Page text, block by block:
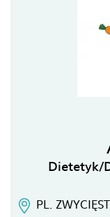
Dietetyk/
PL.